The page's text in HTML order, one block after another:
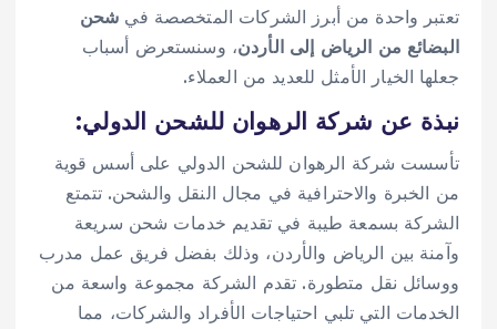
تعتبر واحدة من أبرز الشركات المتخصصة في شحن
البضائع من الرياض إلى الأردن، وسنستعرض أسباب
جعلها الخيار الأمثل للعديد من العملاء.
نبذة عن شركة الرهوان للشحن الدولي:
تأسست شركة الرهوان للشحن الدولي على أسس قوية
من الخبرة والاحترافية في مجال النقل والشحن. تتمتع
الشركة بسمعة طيبة في تقديم خدمات شحن سريعة
وآمنة بين الرياض والأردن، وذلك بفضل فريق عمل مدرب
ووسائل نقل متطورة. تقدم الشركة مجموعة واسعة من
الخدمات التي تلبي احتياجات الأفراد والشركات، مما